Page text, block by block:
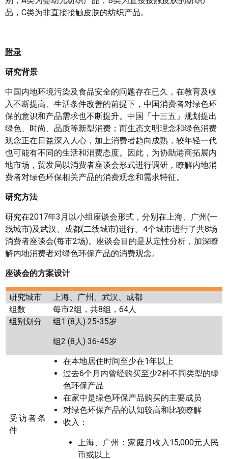
品，C类为非直接接触皮肤的纺织产品。
附录
研究背景
中国内地环境污染及食品安全的问题存在已久，在教育及收
入不断提高、生活条件改善的前提下，中国消费者对绿色环
保的意识和产品需求也不断提升。中国「十三五」规划提出
绿色、时尚、品质等新型消费；而生态文明理念和绿色消费
观念正在日益深入人心，加上消费者趋向成熟，较年轻一代
也可能有不同的生活和消费态度。因此，为协助港商拓展内
地市场，贸发局以消费者座谈会形式进行调研，瞭解内地消
费者对绿色环保相关产品的消费观念和需求特征。
研究方法
研究在2017年3月以小组座谈会形式，分别在上海、广州(一
线城市)及武汉、成都(二线城市)进行。4个城市进行了共8场
消费者座谈会(每市2场)。座谈会目的是从定性分析，加深瞭
解内地消费者对绿色环保产品的消费观念。
座谈会的方案设计
研究城市
上海、广州、武汉、成都
组数
每市2组，共8组，64人
组别划分
组1 (8人) 25-35岁
组2 (8人) 36-45岁
受访者条
件
在本地居住时间至少在1年以上
过去6个月内曾经购买至少2种不同类型的绿
色环保产品
在家中是绿色环保产品购买的主要成员
对绿色环保产品的认知较高和比较瞭解
收入：
上海、广州：家庭月收入15,000元人民
币或以上